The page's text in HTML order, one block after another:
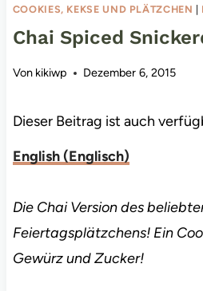
COOKIES, KEKSE UND PLÄTZCHEN |
Chai Spiced
Von kikiwp Dezember 6, 2015
Dieser Beitrag ist auch
English(Englisch)
Die Chai Version des
Feiertagsplätzchens! Ein
Gewürz und Zucker!